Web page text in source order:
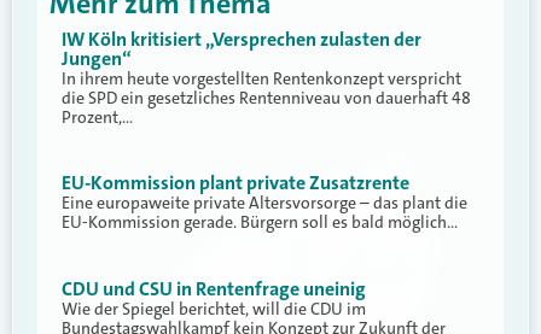
IW Köln kritisiert „Versprechen zulasten der
Jungen“
In ihrem heute vorgestellten Rentenkonzept verspricht
die SPD ein gesetzliches Rentenniveau von dauerhaft 48
Prozent,…
EU-Kommission plant private Zusatzrente
Eine europaweite private Altersvorsorge – das plant die
EU-Kommission gerade. Bürgern soll es bald möglich…
CDU und CSU in Rentenfrage uneinig
Wie der Spiegel berichtet, will die CDU im
Bundestagswahlkampf kein Konzept zur Zukunft der